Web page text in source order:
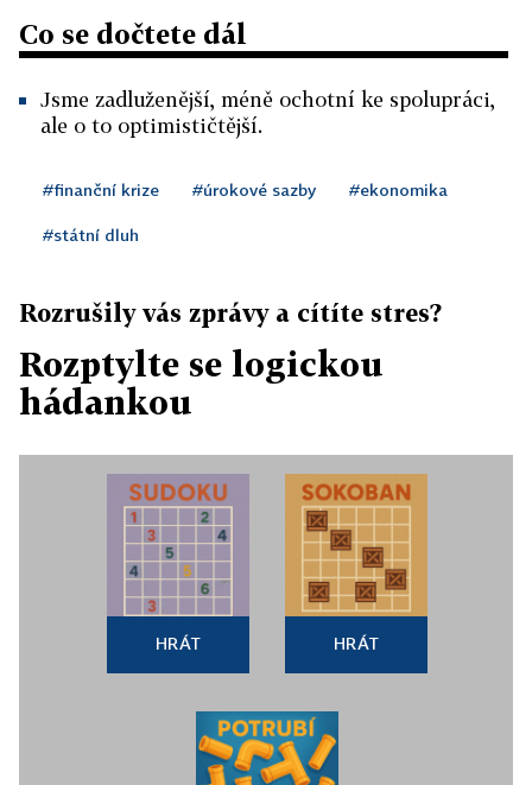
Co se dočtete dál
Jsme zadluženější, méně ochotní ke spolupráci,
ale o to optimističtější.
#finanční krize #úrokové sazby #ekonomika
#státní dluh
Rozrušily vás zprávy a cítíte stres?
Rozptylte se logickou
hádankou
HRÁT HRÁT